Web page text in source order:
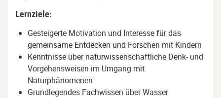
Lernziele:
Gesteigerte Motivation und Interesse für das
gemeinsame Entdecken und Forschen mit Kindern
Kenntnisse über naturwissenschaftliche Denk- und
Vorgehensweisen im Umgang mit
Naturphänomenen
Grundlegendes Fachwissen über Wasser